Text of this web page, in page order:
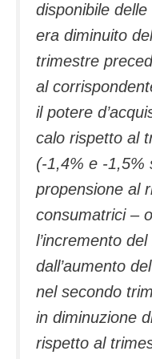
disponibile
era diminuito
trimestre
al
il potere
calo rispetto al
(-1,4% e -1,5%
propensione al
consumatrici –
l’incremento
dall’aumento
nel secondo
in diminuzione
rispetto al